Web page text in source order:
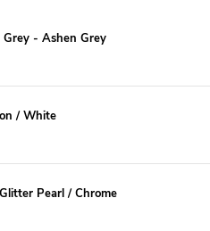
Grey - Ashen Grey
/ White
Pearl / Chrome